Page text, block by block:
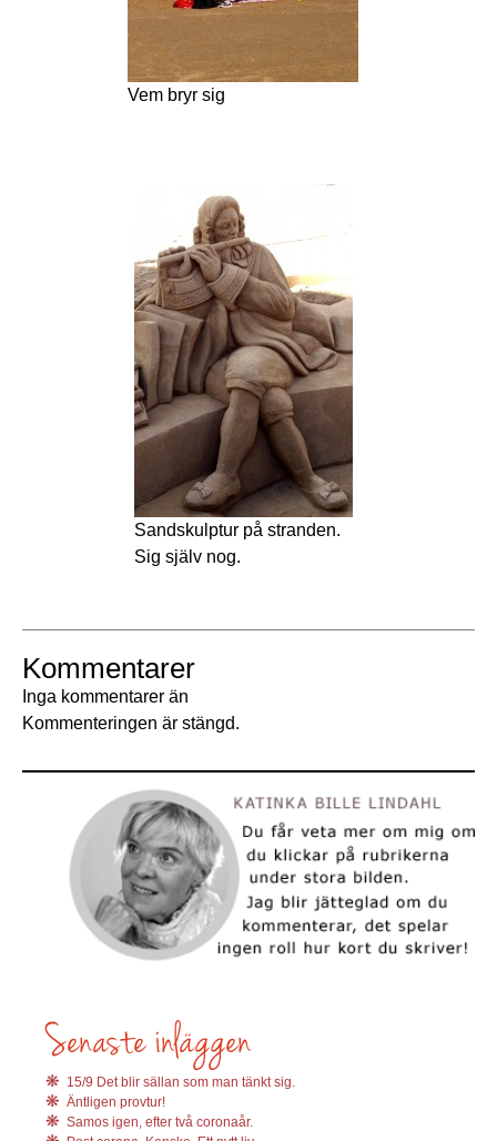
Vem bryr sig
Sandskulptur på stranden.
Sig själv nog.
Kommentarer
Inga kommentarer än
Kommenteringen är stängd.
15/9 Det blir sällan som man tänkt sig.
Äntligen provtur!
Samos igen, efter två coronaår.